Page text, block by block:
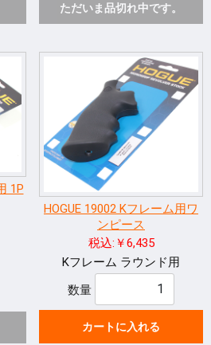
ただいま品切れ中です。
1P
HOGUE 19002 Kフレーム用ワ
ンピース
税込:￥6,435
Kフレーム ラウンド用
数量
カートに入れる